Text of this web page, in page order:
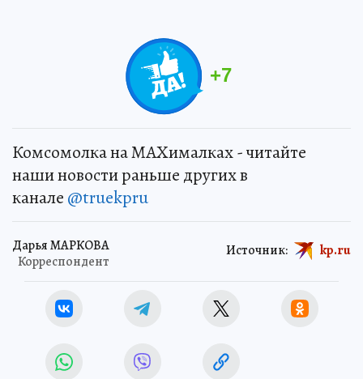
+7
Комсомолка на MAXималках - читайте
наши новости раньше других в
канале @truekpru
Дарья МАРКОВА
Корреспондент
Источник: kp.ru